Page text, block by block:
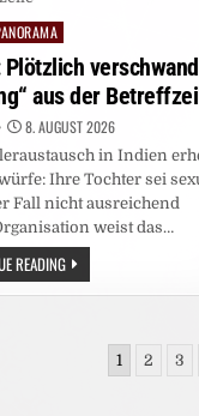
BESIEGT
/
ZAHL
DER
BETROFFENEN
PROVINZEN
AUF
FÜNF
ANGESTIEGEN
–
CARITAS
STELLT
WEITERE
EBOLA-
NOTHILFE
BEREIT
verschwand
aus der
8. AUGUST 2026
in Indien
Ihre Tochter sei
Fall nicht ausreichend
weist das…
READINGSCHÜLERAUSTAUSCH:
PLÖTZLICH
VERSCHWAND
BETREFFZEILE
1 2 3